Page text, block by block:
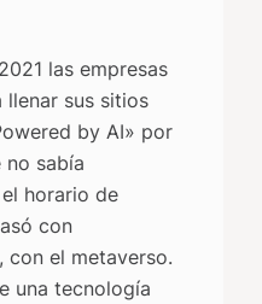
las empresas
llenar sus sitios
by AI» por
sabía
horario de
con
con el metaverso.
una tecnología